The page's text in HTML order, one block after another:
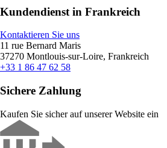
Kundendienst in Frankreich
Kontaktieren Sie uns
11 rue Bernard Maris
37270 Montlouis-sur-Loire, Frankreich
+33 1 86 47 62 58
Sichere Zahlung
Kaufen Sie sicher auf unserer Website ein